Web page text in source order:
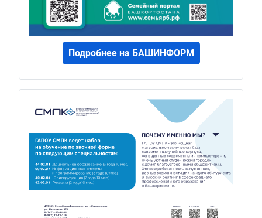
Подробнее на БАШИНФОРМ